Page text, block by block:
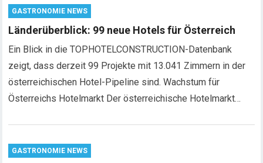
GASTRONOMIE NEWS
Länderüberblick: 99 neue Hotels für Österreich
Ein Blick in die TOPHOTELCONSTRUCTION-Datenbank
zeigt, dass derzeit 99 Projekte mit 13.041 Zimmern in der
österreichischen Hotel-Pipeline sind. Wachstum für
Österreichs Hotelmarkt Der österreichische Hotelmarkt…
GASTRONOMIE NEWS